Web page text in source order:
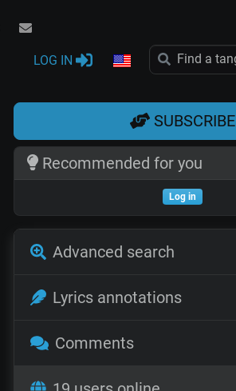
LOG IN
SUBSCRIBE
Recommended for you
Log in
Advanced search
Lyrics annotations
Comments